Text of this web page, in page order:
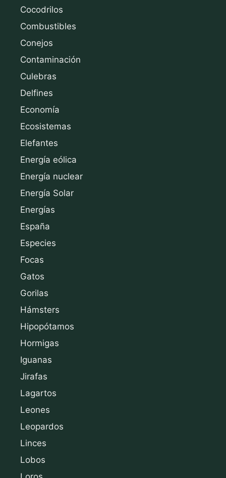
Cocodrilos
Combustibles
Conejos
Contaminación
Culebras
Delfines
Economía
Ecosistemas
Elefantes
Energía eólica
Energía nuclear
Energía Solar
Energías
España
Especies
Focas
Gatos
Gorilas
Hámsters
Hipopótamos
Hormigas
Iguanas
Jirafas
Lagartos
Leones
Leopardos
Linces
Lobos